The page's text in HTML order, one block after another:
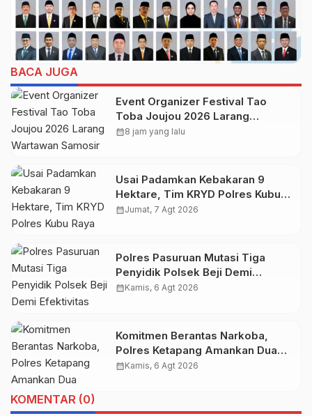
BACA JUGA
Event Organizer Festival Tao
Toba Joujou 2026 Larang
Wartawan Samosir Untuk
calendar_month8 jam yang lalu
Usai Padamkan Kebakaran 9
Hektare, Tim KRYD Polres Kubu
Raya Kini Memburu Bara di Bawah
calendar_monthJumat, 7 Agt 2026
Polres Pasuruan Mutasi Tiga
Penyidik Polsek Beji Demi
Efektivitas dan Kelancaran Proses
calendar_monthKamis, 6 Agt 2026
Komitmen Berantas Narkoba,
Polres Ketapang Amankan Dua
Pelaku, Ganja seberat 28,94
calendar_monthKamis, 6 Agt 2026
KOMENTAR (0)